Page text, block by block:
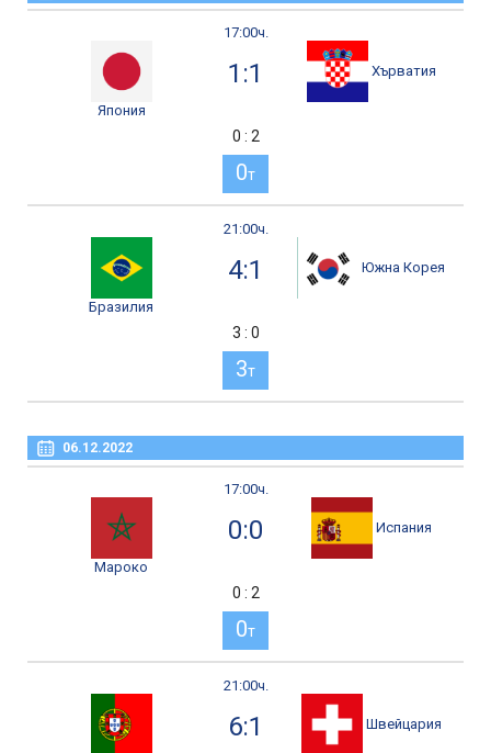
17:00ч.
Япония
1:1 Хърватия
0 : 2
0т
21:00ч.
Бразилия
4:1 Южна Корея
3 : 0
3т
06.12.2022
17:00ч.
Мароко
0:0 Испания
0 : 2
0т
21:00ч.
6:1 Швейцария